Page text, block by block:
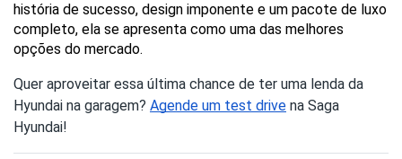
história de sucesso, design imponente e um pacote de luxo
completo, ela se apresenta como uma das melhores
opções do mercado.
Quer aproveitar essa última chance de ter uma lenda da
Hyundai na garagem? Agende um test drive na Saga
Hyundai!